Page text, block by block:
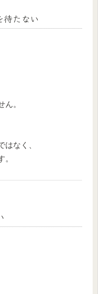
たない
ん。
はなく、
。